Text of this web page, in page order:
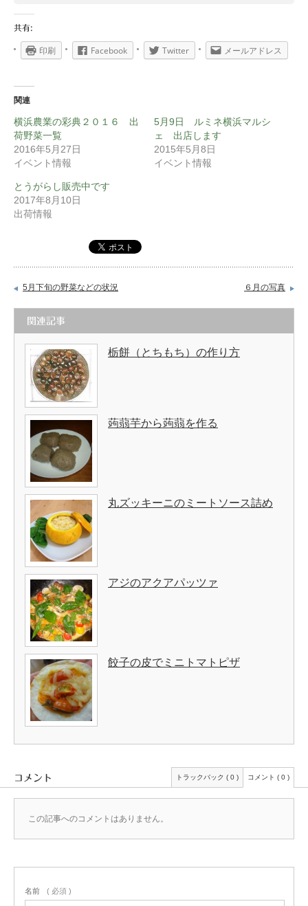
共有:
印刷 Facebook Twitter メールアドレス
関連
横浜農業の彩典２０１６ 出
荷野菜一覧
2016年5月27日
イベント情報
5月9日 ルミネ横浜マルシ
ェ 出店します
2015年5月8日
イベント情報
とうがらし販売中です
2017年8月10日
出荷情報
5月下旬の野菜などの状況 ６月の写真
関連記事
栃餅（とちもち）の作り方
蒟蒻芋から蒟蒻を作る
丸ズッキーニのミートソース詰め
アジのアクアパッツァ
餃子の皮でミニトマトピザ
コメント トラックバック ( 0 ) コメント ( 0 )
この記事へのコメントはありません。
名前 ( 必須 )